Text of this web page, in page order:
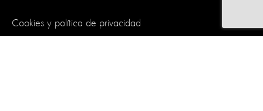
Cookies y política de privacidad